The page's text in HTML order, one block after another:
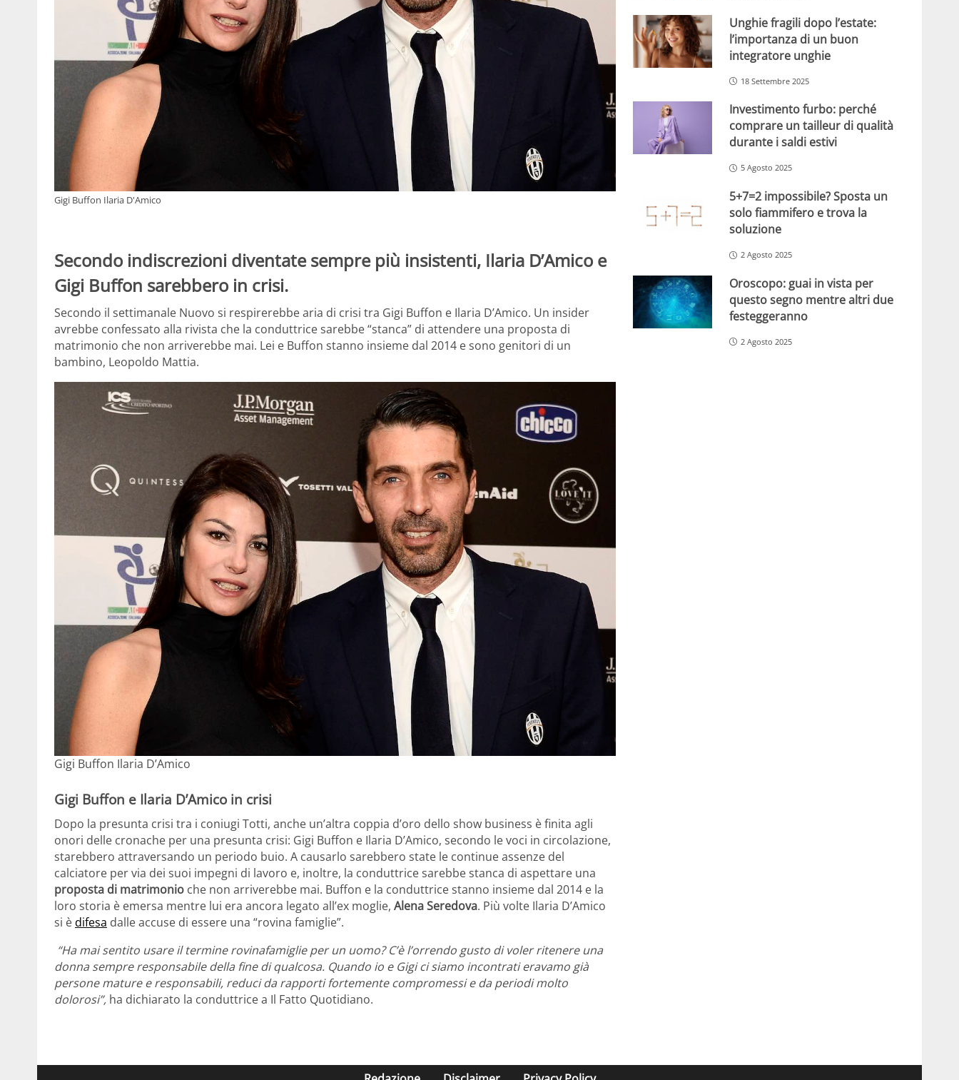
Gigi Buffon Ilaria D'Amico
Secondo indiscrezioni diventate sempre più insistenti, Ilaria D’Amico e
Gigi Buffon sarebbero in crisi.
Secondo il settimanale Nuovo si respirerebbe aria di crisi tra Gigi Buffon e Ilaria D’Amico. Un insider
avrebbe confessato alla rivista che la conduttrice sarebbe “stanca” di attendere una proposta di
matrimonio che non arriverebbe mai. Lei e Buffon stanno insieme dal 2014 e sono genitori di un
bambino, Leopoldo Mattia.
Gigi Buffon Ilaria D’Amico
Gigi Buffon e Ilaria D’Amico in crisi
Dopo la presunta crisi tra i coniugi Totti, anche un’altra coppia d’oro dello show business è finita agli
onori delle cronache per una presunta crisi: Gigi Buffon e Ilaria D’Amico, secondo le voci in circolazione,
starebbero attraversando un periodo buio. A causarlo sarebbero state le continue assenze del
calciatore per via dei suoi impegni di lavoro e, inoltre, la conduttrice sarebbe stanca di aspettare una
proposta di matrimonio che non arriverebbe mai. Buffon e la conduttrice stanno insieme dal 2014 e la
loro storia è emersa mentre lui era ancora legato all’ex moglie, Alena Seredova. Più volte Ilaria D’Amico
si èdifesa dalle accuse di essere una “rovina famiglie”.
“Ha mai sentito usare il termine rovinafamiglie per un uomo? C’è l’orrendo gusto di voler ritenere una
donna sempre responsabile della fine di qualcosa. Quando io e Gigi ci siamo incontrati eravamo già
persone mature e responsabili, reduci da rapporti fortemente compromessi e da periodi molto
dolorosi”, ha dichiarato la conduttrice a Il Fatto Quotidiano.
Unghie fragili dopo l’estate:
l’importanza di un buon
integratore unghie
18 Settembre 2025
Investimento furbo: perché
comprare un tailleur di qualità
durante i saldi estivi
5 Agosto 2025
5+7=2 impossibile? Sposta un
solo fiammifero e trova la
soluzione
2 Agosto 2025
Oroscopo: guai in vista per
questo segno mentre altri due
festeggeranno
2 Agosto 2025